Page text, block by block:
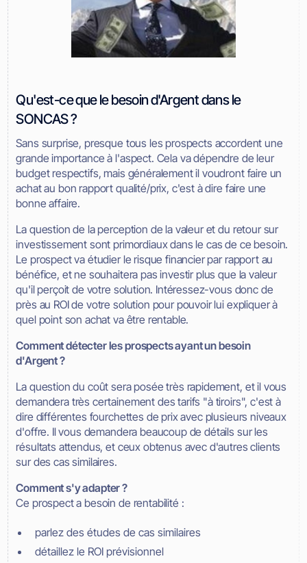
Qu'est-ce que le besoin d'Argent dans le
SONCAS ?
Sans surprise, presque tous les prospects accordent une
grande importance à l'aspect. Cela va dépendre de leur
budget respectifs, mais généralement il voudront faire un
achat au bon rapport qualité/prix, c'est à dire faire une
bonne affaire.
La question de la perception de la valeur et du retour sur
investissement sont primordiaux dans le cas de ce besoin.
Le prospect va étudier le risque financier par rapport au
bénéfice, et ne souhaitera pas investir plus que la valeur
qu'il perçoit de votre solution. Intéressez-vous donc de
près au ROI de votre solution pour pouvoir lui expliquer à
quel point son achat va être rentable.
Comment détecter les prospects ayant un besoin
d'Argent ?
La question du coût sera posée très rapidement, et il vous
demandera très certainement des tarifs "à tiroirs", c'est à
dire différentes fourchettes de prix avec plusieurs niveaux
d'offre. Il vous demandera beaucoup de détails sur les
résultats attendus, et ceux obtenus avec d'autres clients
sur des cas similaires.
Comment s'y adapter ?
Ce prospect a besoin de rentabilité :
parlez des études de cas similaires
détaillez le ROI prévisionnel